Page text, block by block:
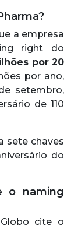
a empresa
right do
por 20
por ano,
setembro,
de 110
sete chaves
do
o naming
cite o